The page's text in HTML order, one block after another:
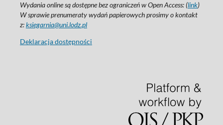
Wydania online są dostępne bez ograniczeń w Open Access: (link)
W sprawie prenumeraty wydań papierowych prosimy o kontakt
z:ksiegarnia@uni.lodz.pl
Deklaracja dostępności